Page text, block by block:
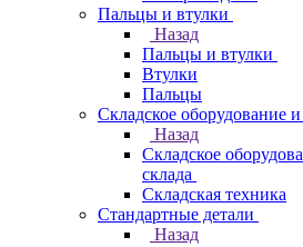
Пальцы и втулки
Назад
Пальцы и втулки
Втулки
Пальцы
Складское оборудование
Назад
Складское
склада
Складская техника
Стандартные детали
Назад